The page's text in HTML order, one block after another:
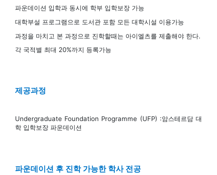
파운데이션 입학과 동시에 학부 입학보장 가능
대학부설 프로그램으로 도서관 포함 모든 대학시설 이용가능
과정을 마치고 본 과정으로 진학할때는 아이엘츠를 제출해야 한다.
각 국적별 최대 20%까지 등록가능
제공과정
Undergraduate Foundation Programme (UFP) :암스테르담 대
학 입학보장 파운데이션
파운데이션 후 진학 가능한 학사 전공